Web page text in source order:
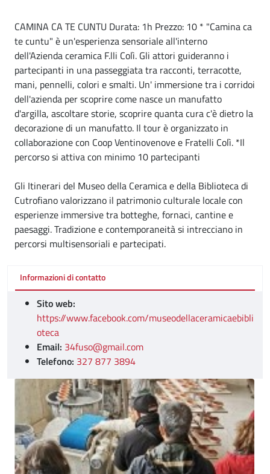
CAMINA CA TE CUNTU Durata: 1h Prezzo: 10 * "Camina ca
te cuntu" è un'esperienza sensoriale all'interno
dell'Azienda ceramica F.lli Colì. Gli attori guideranno i
partecipanti in una passeggiata tra racconti, terracotte,
mani, pennelli, colori e smalti. Un' immersione tra i corridoi
dell'azienda per scoprire come nasce un manufatto
d'argilla, ascoltare storie, scoprire quanta cura c'è dietro la
decorazione di un manufatto. Il tour è organizzato in
collaborazione con Coop Ventinovenove e Fratelli Colì. *Il
percorso si attiva con minimo 10 partecipanti
Gli Itinerari del Museo della Ceramica e della Biblioteca di
Cutrofiano valorizzano il patrimonio culturale locale con
esperienze immersive tra botteghe, fornaci, cantine e
paesaggi. Tradizione e contemporaneità si intrecciano in
percorsi multisensoriali e partecipati.
Informazioni di contatto
Sito web:
https://www.facebook.com/museodellaceramicaebibli
oteca
Email: 34fuso@gmail.com
Telefono: 327 877 3894